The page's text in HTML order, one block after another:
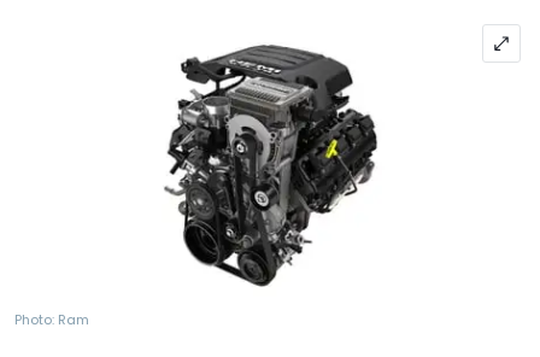
Photo: Ram